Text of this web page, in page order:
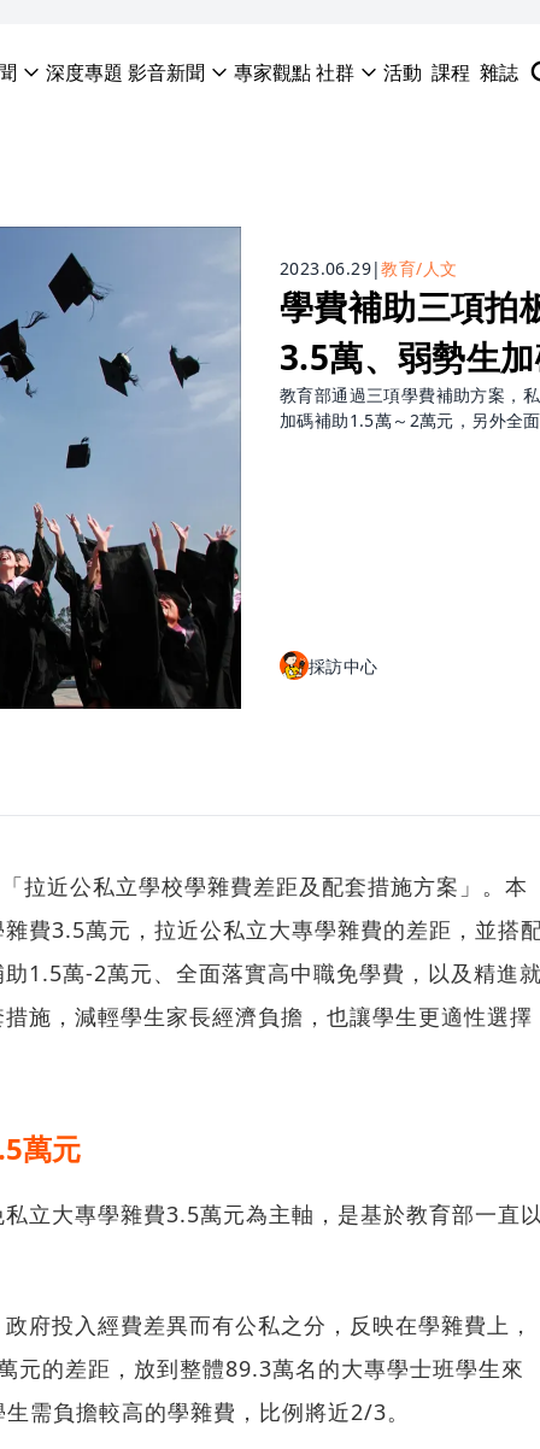
深度專題 影音新聞 專家觀點社群 活動 課程 雜誌
2023.06.29|教育/人文
學費補助三項拍
3.5萬、弱勢生
教育部通過三項學費補助方案，
加碼補助1.5萬～2萬元，另外全
採訪中心
拉近公私立學校學雜費差距及配套措施方案」。本
費3.5萬元，拉近公私立大專學雜費的差距，並搭
1.5萬-2萬元、全面落實高中職免學費，以及精進
施，減輕學生家長經濟負擔，也讓學生更適性選擇
萬元
立大專學雜費3.5萬元為主軸，是基於教育部一直
府投入經費差異而有公私之分，反映在學雜費上，
元的差距，放到整體89.3萬名的大專學士班學生來
需負擔較高的學雜費，比例將近2/3。